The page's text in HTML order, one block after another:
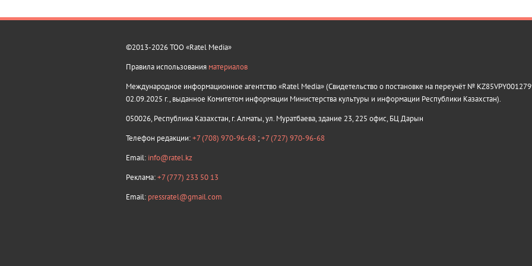
©2013-2026 ТОО «Ratel Media»
Правила использования материалов
Международное информационное агентство «Ratel Media» (Свидетельство о постановке на переучёт №
02.09.2025 г., выданное Комитетом информации Министерства культуры и информации Республики Казахстан).
050026, Республика Казахстан, г. Алматы, ул. Муратбаева, здание 23, 225 офис, БЦ Дарын
Телефон редакции:+7 (708) 970-96-68 ;+7 (727) 970-96-68
Email: info@ratel.kz
Реклама:+7 (777) 233 50 13
Email: pressratel@gmail.com